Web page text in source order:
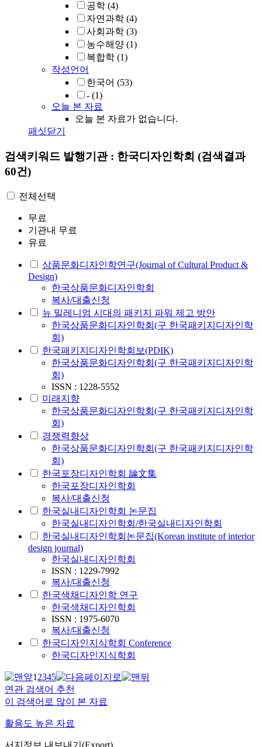
공학 (4)
자연과학 (4)
사회과학 (3)
농수해양 (1)
복합학 (1)
작성언어
한국어 (53)
- (1)
오늘 본 자료
오늘 본 자료가 없습니다.
패싯닫기
검색키워드 발행기관 : 한국디자인학회 (검색결과
60건)
전체선택
무료
기관내 무료
유료
상품문화디자인학연구(Journal of Cultural Product &
Design)
한국상품문화디자인학회
복사/대출신청
뉴 밀레니엄 시대의 패키지 파워 제고 방안
한국상품문화디자인학회(구 한국패키지디자인학
회)
한국패키지디자인학회보(PDIK)
한국상품문화디자인학회(구 한국패키지디자인학
회)
ISSN : 1228-5552
미래지향
한국상품문화디자인학회(구 한국패키지디자인학
회)
경쟁력향상
한국상품문화디자인학회(구 한국패키지디자인학
회)
한국포장디자인학회 論文集
한국포장디자인학회
복사/대출신청
한국실내디자인학회 논문집
한국실내디자인학회/한국실내디자인학회
한국실내디자인학회논문집(Korean institute of interior
design journal)
한국실내디자인학회
ISSN : 1229-7992
복사/대출신청
한국색채디자인학 연구
한국색채디자인학회
ISSN : 1975-6070
복사/대출신청
한국디자인지식학회 Conference
한국디자인지식학회
12345
연관 검색어 추천
이 검색어로 많이 본 자료
활용도 높은 자료